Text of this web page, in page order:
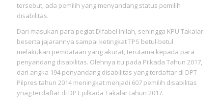
tersebut, ada pemilih yang menyandang status pemilih
disabilitas.
Dari masukan para pegiat Difabel inilah, sehingga KPU Takalar
beserta jajarannya sampai ketingkat TPS betul-betul
melakukan pemdataan yang akurat, terutama kepada para
penyandang disabilitas. Olehnya itu pada Pilkada Tahun 2017,
dari angka 194 penyandang disabilitas yang terdaftar di DPT
Pilpres tahun 2014 meningkat menjadi 607 pemilih disabilitas
ynag terdaftar di DPT pilkada Takalar tahun 2017.